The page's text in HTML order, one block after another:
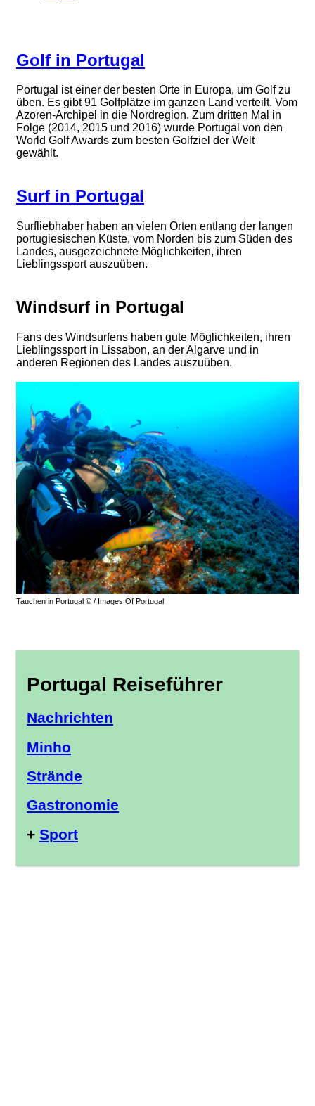
Golf in Portugal
Portugal ist einer der besten Orte in Europa, um Golf zu
üben. Es gibt 91 Golfplätze im ganzen Land verteilt. Vom
Azoren-Archipel in die Nordregion. Zum dritten Mal in
Folge (2014, 2015 und 2016) wurde Portugal von den
World Golf Awards zum besten Golfziel der Welt
gewählt.
Surf in Portugal
Surfliebhaber haben an vielen Orten entlang der langen
portugiesischen Küste, vom Norden bis zum Süden des
Landes, ausgezeichnete Möglichkeiten, ihren
Lieblingssport auszuüben.
Windsurf in Portugal
Fans des Windsurfens haben gute Möglichkeiten, ihren
Lieblingssport in Lissabon, an der Algarve und in
anderen Regionen des Landes auszuüben.
Tauchen in Portugal © / Images Of Portugal
Portugal Reiseführer
Nachrichten
Minho
Strände
Gastronomie
+ Sport